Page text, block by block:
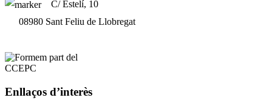
C/ Estelí, 10
08980 Sant Feliu de Llobregat
Enllaços d’interès